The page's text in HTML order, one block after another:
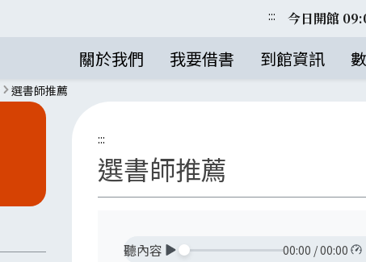
::: 今日開館
關於我們 我要借書 到館資訊
選書師推薦
:::
選書師推薦
聽內容 00:00 /00:00